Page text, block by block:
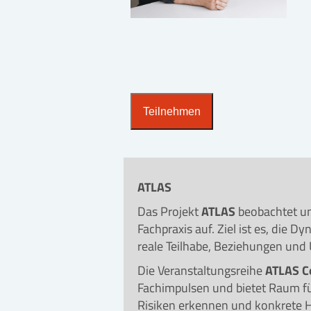
Teilnehmen
ATLAS
Das ProjektATLAS beobachtet
Fachpraxis auf. Ziel ist es, die
reale Teilhabe, Beziehungen
Die VeranstaltungsreiheATLAS
Fachimpulsen und bietet Raum
Risiken erkennen und konkrete